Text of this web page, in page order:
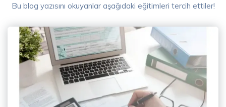
Bu blog yazısını okuyanlar aşağıdaki eğitimleri tercih ettiler!